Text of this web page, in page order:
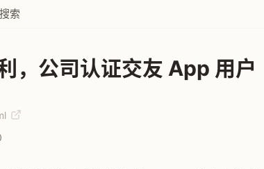
搜索
，公司认证交友 App 用户